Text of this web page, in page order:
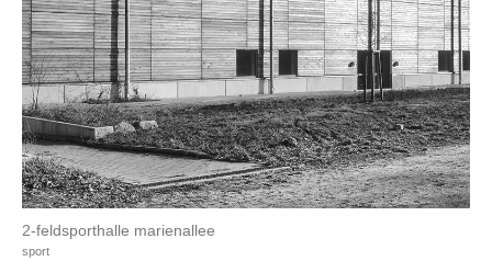
2-feldsporthalle marienallee
sport